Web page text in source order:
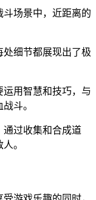
斗场景中，近距离的
处细节都展现出了极
用智慧和技巧，与
斗。
通过收集和合成道
。